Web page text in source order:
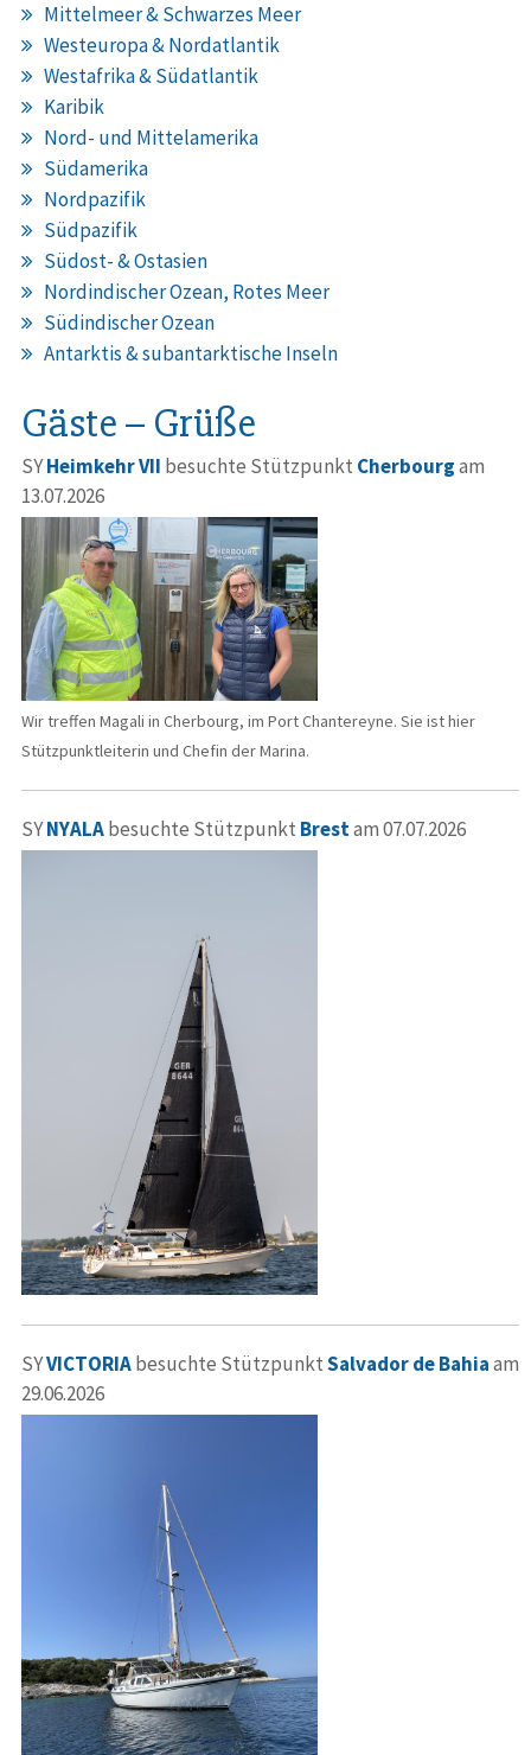
Mittelmeer & Schwarzes Meer
Westeuropa & Nordatlantik
Westafrika & Südatlantik
Karibik
Nord- und Mittelamerika
Südamerika
Nordpazifik
Südpazifik
Südost- & Ostasien
Nordindischer Ozean, Rotes Meer
Südindischer Ozean
Antarktis & subantarktische Inseln
Gäste – Grüße
SYHeimkehr VII besuchte Stützpunkt Cherbourgam
13.07.2026
Wir treffen Magali in Cherbourg, im Port Chantereyne. Sie ist hier
Stützpunktleiterin und Chefin der Marina.
SYNYALAbesuchte Stützpunkt Brestam 07.07.2026
SYVICTORIAbesuchte StützpunktSalvador de Bahiaam
29.06.2026